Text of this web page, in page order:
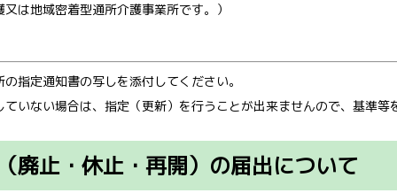
は地域密着型通所介護事業所です。）
指定通知書の写しを添付してください。
いない場合は、指定（更新）を行うことが出来ませんので、基準等
廃止・休止・再開）の届出について